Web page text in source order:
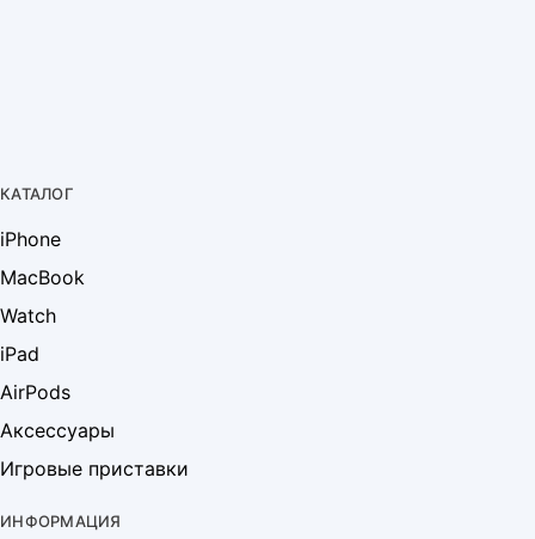
КАТАЛОГ
iPhone
MacBook
Watch
iPad
AirPods
Аксессуары
Игровые приставки
ИНФОРМАЦИЯ